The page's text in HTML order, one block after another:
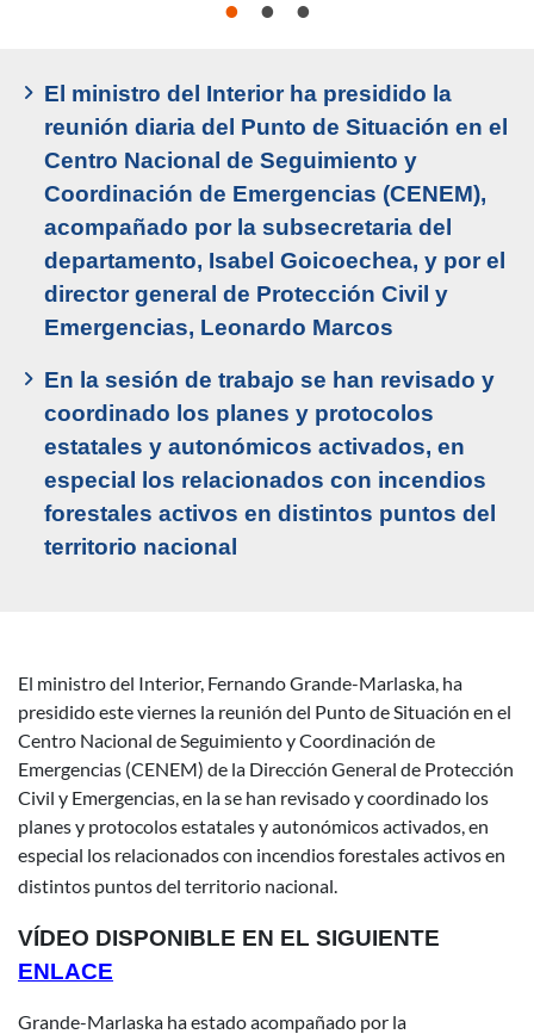
El ministro del Interior ha presidido la
reunión diaria del Punto de Situación en el
Centro Nacional de Seguimiento y
Coordinación de Emergencias (CENEM),
acompañado por la subsecretaria del
departamento, Isabel Goicoechea, y por el
director general de Protección Civil y
Emergencias, Leonardo Marcos
En la sesión de trabajo se han revisado y
coordinado los planes y protocolos
estatales y autonómicos activados, en
especial los relacionados con incendios
forestales activos en distintos puntos del
territorio nacional
Descripción noticia
El ministro del Interior, Fernando Grande-Marlaska, ha
presidido este viernes la reunión del Punto de Situación en el
Centro Nacional de Seguimiento y Coordinación de
Emergencias (CENEM) de la Dirección General de Protección
Civil y Emergencias, en la se han revisado y coordinado los
planes y protocolos estatales y autonómicos activados, en
especial los relacionados con incendios forestales activos en
distintos puntos del territorio nacional.
VÍDEO DISPONIBLE EN EL SIGUIENTE
ENLACE
Grande-Marlaska ha estado acompañado por la